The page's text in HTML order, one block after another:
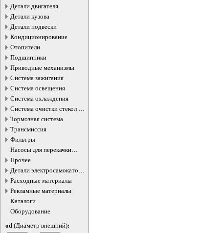
Детали двигателя
Детали кузова
Детали подвески
Кондиционирование
Отопители
Подшипники
Приводные механизмы
Система зажигания
Система освещения
Система охлаждения
Система очистки стекол и
фар
Тормозная система
Трансмиссия
Фильтры
Насосы для перекачки
жидкостей
Прочее
Детали электросамокатов и
электротранспорта
Расходные материалы
Рекламные материалы
Каталоги
Оборудование
od (Диаметр внешний):